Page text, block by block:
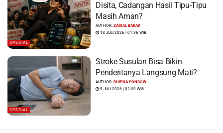
SPESIAL
Disita, Cadangan Hasil Tipu-Tipu
Masih Aman?
AUTHOR:ZAINAL BARAK
13 JULI 2026 | 01:36 WIB
SPESIAL
Stroke Susulan Bisa Bikin
Penderitanya Langsung Mati?
AUTHOR:RHIENA PONDOW
5 JULI 2026 | 02:20 WIB